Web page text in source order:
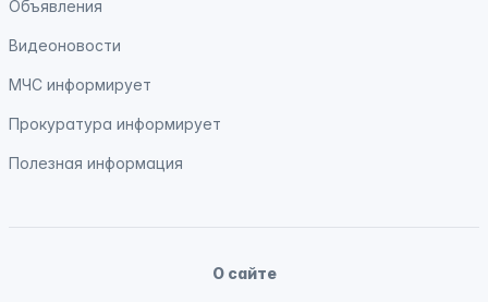
Объявления
Видеоновости
МЧС информирует
Прокуратура информирует
Полезная информация
О сайте